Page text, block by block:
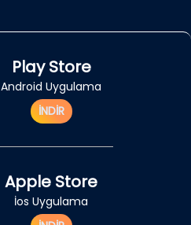
Play Store
Android Uygulama
İNDİR
Apple Store
İos Uygulama